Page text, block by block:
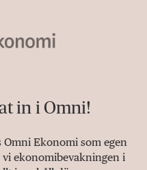
in i Omni!
Omni Ekonomi som egen
ekonomibevakningen i